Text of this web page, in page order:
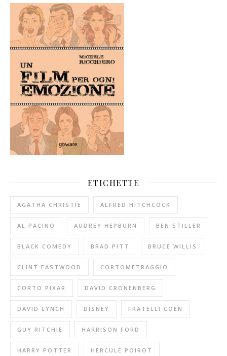
ETICHETTE
AGATHA CHRISTIE ALFRED HITCHCOCK
AL PACINO AUDREY HEPBURN BEN STILLER
BLACK COMEDY BRAD PITT BRUCE WILLIS
CLINT EASTWOOD CORTOMETRAGGIO
CORTO PIXAR DAVID CRONENBERG
DAVID LYNCH DISNEY FRATELLI COEN
GUY RITCHIE HARRISON FORD
HARRY POTTER HERCULE POIROT